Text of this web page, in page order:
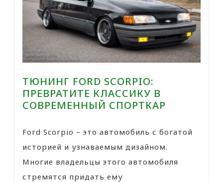
ТЮНИНГ FORD SCORPIO:
ПРЕВРАТИТЕ КЛАССИКУ В
СОВРЕМЕННЫЙ СПОРТКАР
Ford Scorpio – это автомобиль с богатой
историей и узнаваемым дизайном.
Многие владельцы этого автомобиля
стремятся придать ему